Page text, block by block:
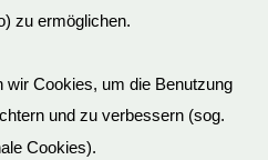
zu ermöglichen.
wir Cookies, um die Benutzung
und zu verbessern (sog.
Cookies).